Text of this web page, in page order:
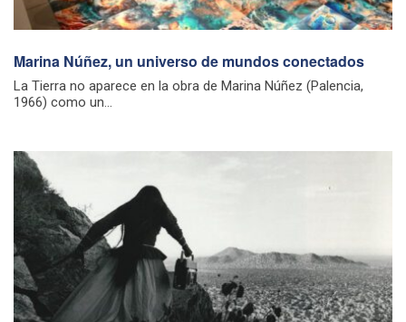
Marina Núñez, un universo de mundos conectados
La Tierra no aparece en la obra de Marina Núñez (Palencia,
1966) como un...